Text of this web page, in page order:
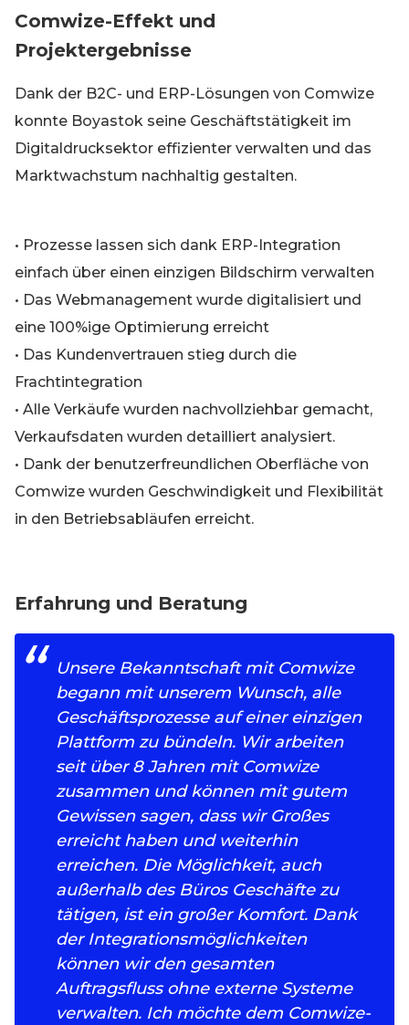
Comwize-Effekt und
Projektergebnisse
Dank der B2C- und ERP-Lösungen von Comwize
konnte Boyastok seine Geschäftstätigkeit im
Digitaldrucksektor effizienter verwalten und das
Marktwachstum nachhaltig gestalten.
• Prozesse lassen sich dank ERP-Integration
einfach über einen einzigen Bildschirm verwalten
• Das Webmanagement wurde digitalisiert und
eine 100%ige Optimierung erreicht
• Das Kundenvertrauen stieg durch die
Frachtintegration
• Alle Verkäufe wurden nachvollziehbar gemacht,
Verkaufsdaten wurden detailliert analysiert.
• Dank der benutzerfreundlichen Oberfläche von
Comwize wurden Geschwindigkeit und Flexibilität
in den Betriebsabläufen erreicht.
Erfahrung und Beratung
Unsere Bekanntschaft mit Comwize
begann mit unserem Wunsch, alle
Geschäftsprozesse auf einer einzigen
Plattform zu bündeln. Wir arbeiten
seit über 8 Jahren mit Comwize
zusammen und können mit gutem
Gewissen sagen, dass wir Großes
erreicht haben und weiterhin
erreichen. Die Möglichkeit, auch
außerhalb des Büros Geschäfte zu
tätigen, ist ein großer Komfort. Dank
der Integrationsmöglichkeiten
können wir den gesamten
Auftragsfluss ohne externe Systeme
verwalten. Ich möchte dem Comwize-